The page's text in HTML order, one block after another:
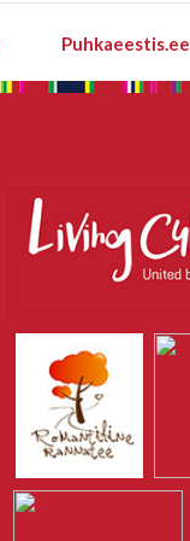
Puhkaeestis.ee